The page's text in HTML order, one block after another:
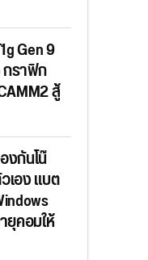
Gen 9
ราฟิก
สู้
กันโน๊
เอง แบต
ยุคอมให้